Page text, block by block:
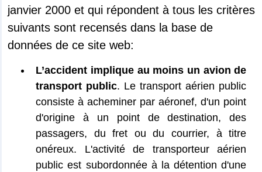
janvier 2000 et qui répondent à tous les critères
suivants sont recensés dans la base de
données de ce site web:
L’accident implique au moins un avion de
transport public. Le transport aérien public
consiste à acheminer par aéronef, d'un point
d'origine à un point de destination, des
passagers, du fret ou du courrier, à titre
onéreux. L'activité de transporteur aérien
public est subordonnée à la détention d'une